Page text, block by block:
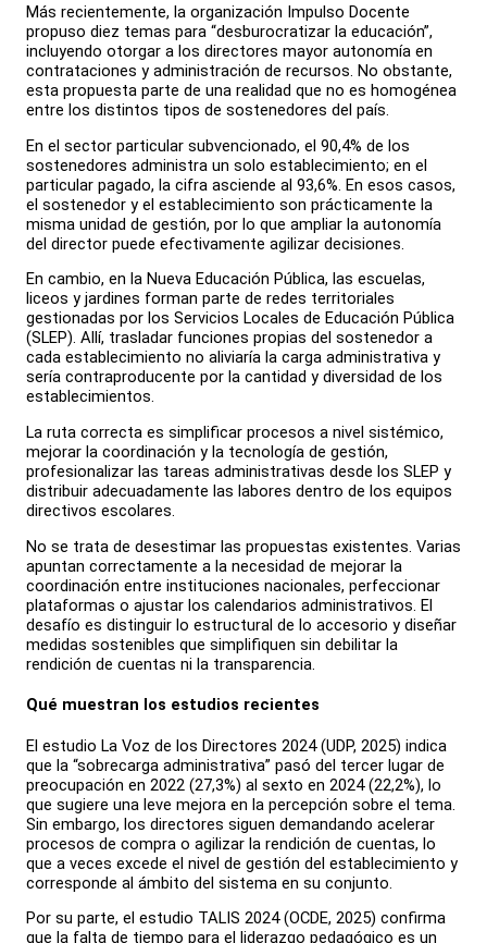
Más recientemente, la organización Impulso Docente
propuso diez temas para “desburocratizar la educación”,
incluyendo otorgar a los directores mayor autonomía en
contrataciones y administración de recursos. No obstante,
esta propuesta parte de una realidad que no es homogénea
entre los distintos tipos de sostenedores del país.
En el sector particular subvencionado, el 90,4% de los
sostenedores administra un solo establecimiento; en el
particular pagado, la cifra asciende al 93,6%. En esos casos,
el sostenedor y el establecimiento son prácticamente la
misma unidad de gestión, por lo que ampliar la autonomía
del director puede efectivamente agilizar decisiones.
En cambio, en la Nueva Educación Pública, las escuelas,
liceos y jardines forman parte de redes territoriales
gestionadas por los Servicios Locales de Educación Pública
(SLEP). Allí, trasladar funciones propias del sostenedor a
cada establecimiento no aliviaría la carga administrativa y
sería contraproducente por la cantidad y diversidad de los
establecimientos.
La ruta correcta es simplificar procesos a nivel sistémico,
mejorar la coordinación y la tecnología de gestión,
profesionalizar las tareas administrativas desde los SLEP y
distribuir adecuadamente las labores dentro de los equipos
directivos escolares.
No se trata de desestimar las propuestas existentes. Varias
apuntan correctamente a la necesidad de mejorar la
coordinación entre instituciones nacionales, perfeccionar
plataformas o ajustar los calendarios administrativos. El
desafío es distinguir lo estructural de lo accesorio y diseñar
medidas sostenibles que simplifiquen sin debilitar la
rendición de cuentas ni la transparencia.
Qué muestran los estudios recientes
El estudio La Voz de los Directores 2024 (UDP, 2025) indica
que la “sobrecarga administrativa” pasó del tercer lugar de
preocupación en 2022 (27,3%) al sexto en 2024 (22,2%), lo
que sugiere una leve mejora en la percepción sobre el tema.
Sin embargo, los directores siguen demandando acelerar
procesos de compra o agilizar la rendición de cuentas, lo
que a veces excede el nivel de gestión del establecimiento y
corresponde al ámbito del sistema en su conjunto.
Por su parte, el estudio TALIS 2024 (OCDE, 2025) confirma
que la falta de tiempo para el liderazgo pedagógico es un